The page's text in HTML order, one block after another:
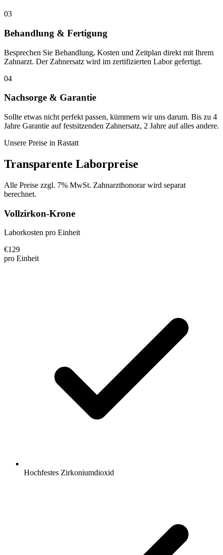
03
Behandlung & Fertigung
Besprechen Sie Behandlung, Kosten und Zeitplan direkt mit Ihrem
Zahnarzt. Der Zahnersatz wird im zertifizierten Labor gefertigt.
04
Nachsorge & Garantie
Sollte etwas nicht perfekt passen, kümmern wir uns darum. Bis zu 4
Jahre Garantie auf festsitzenden Zahnersatz, 2 Jahre auf alles andere.
Unsere Preise in Rastatt
Transparente Laborpreise
Alle Preise zzgl. 7% MwSt. Zahnarzthonorar wird separat
berechnet.
Vollzirkon-Krone
Laborkosten pro Einheit
€129
pro Einheit
Hochfestes Zirkoniumdioxid